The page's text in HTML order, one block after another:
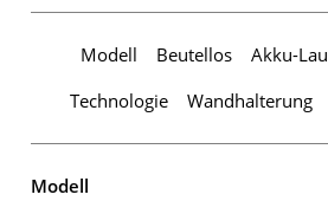
Modell Beutellos Akku-
Technologie Wandhalterung
Modell